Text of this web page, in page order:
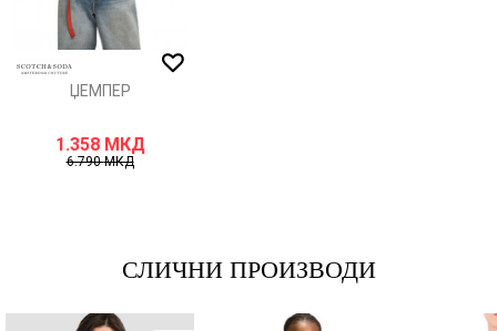
ЏЕМПЕР
1.358 МКД
6.790МКД
СЛИЧНИ ПРОИЗВОДИ